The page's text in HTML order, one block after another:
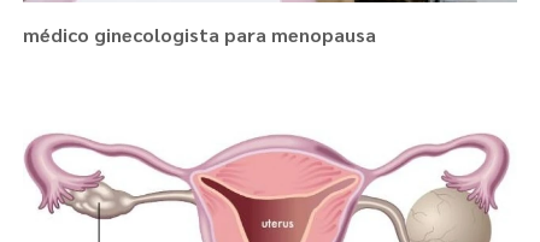
médico ginecologista para menopausa